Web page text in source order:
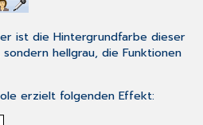
ist die Hintergrundfarbe dieser
hellgrau, die Funktionen
erzielt folgenden Effekt: